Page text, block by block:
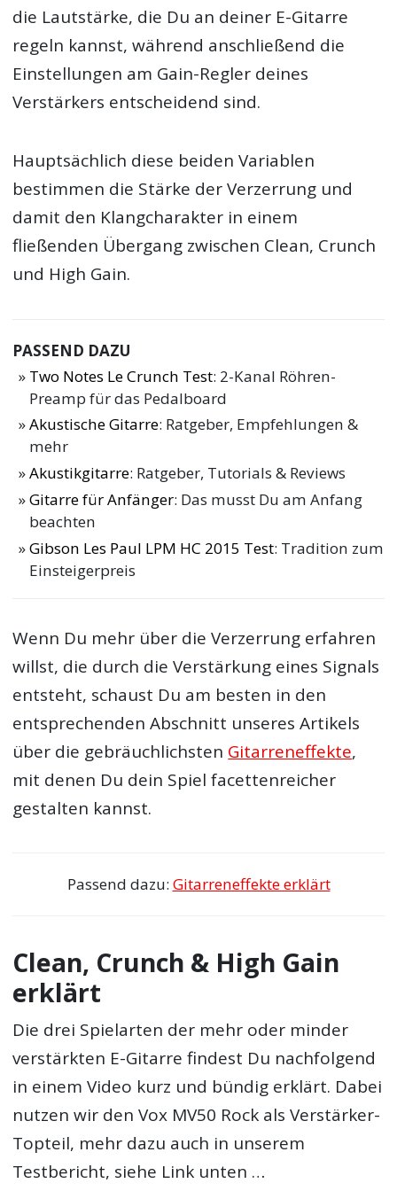
die Lautstärke, die Du an deiner E-Gitarre
regeln kannst, während anschließend die
Einstellungen am Gain-Regler deines
Verstärkers entscheidend sind.
Hauptsächlich diese beiden Variablen
bestimmen die Stärke der Verzerrung und
damit den Klangcharakter in einem
fließenden Übergang zwischen Clean, Crunch
und High Gain.
PASSEND DAZU
Two Notes Le Crunch Test: 2-Kanal Röhren-
Preamp für das Pedalboard
Akustische Gitarre: Ratgeber, Empfehlungen &
mehr
Akustikgitarre: Ratgeber, Tutorials & Reviews
Gitarre für Anfänger: Das musst Du am Anfang
beachten
Gibson Les Paul LPM HC 2015 Test: Tradition zum
Einsteigerpreis
Wenn Du mehr über die Verzerrung erfahren
willst, die durch die Verstärkung eines Signals
entsteht, schaust Du am besten in den
entsprechenden Abschnitt unseres Artikels
über die gebräuchlichsten Gitarreneffekte,
mit denen Du dein Spiel facettenreicher
gestalten kannst.
Passend dazu: Gitarreneffekte erklärt
Clean, Crunch & High Gain
erklärt
Die drei Spielarten der mehr oder minder
verstärkten E-Gitarre findest Du nachfolgend
in einem Video kurz und bündig erklärt. Dabei
nutzen wir den Vox MV50 Rock als Verstärker-
Topteil, mehr dazu auch in unserem
Testbericht, siehe Link unten …